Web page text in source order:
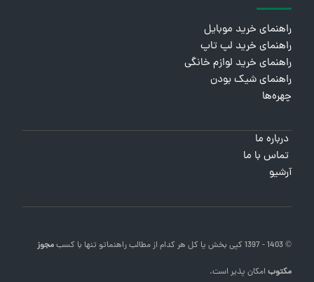
راهنمای خرید موبایل
راهنمای خرید لپ تاپ
راهنمای خرید لوازم خانگی
راهنمای شیک بودن
چهره‌ها
درباره ما
تماس با ما
آرشیو
© 1403 - 1397 کپی بخش یا کل هر کدام از مطالب راهنماتو تنها با کسبمجوز
مکتوبامکان پذیر است.